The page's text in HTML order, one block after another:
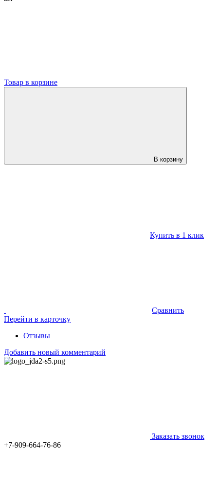
Товар в корзине
В корзину
Купить в 1 клик
Сравнить
Перейти в карточку
Отзывы
Добавить новый комментарий
Заказать звонок
+7-909-664-76-86